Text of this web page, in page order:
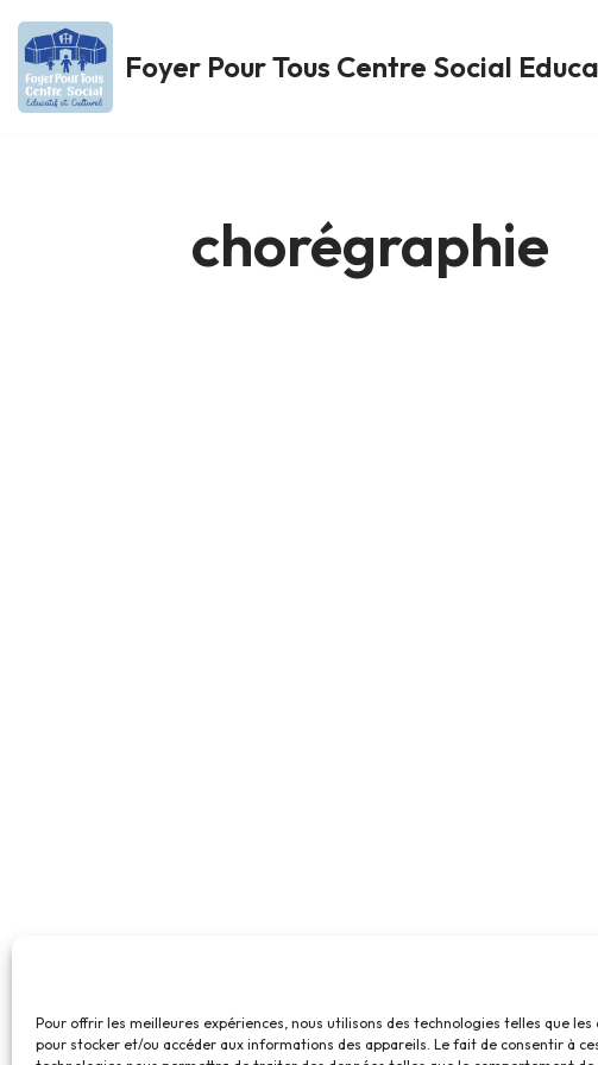
Pour offrir les meilleures expériences, nous utilisons des technologies telles que les
pour stocker et/ou accéder aux informations des appareils. Le fait de consentir à
Aller
au
Foyer Pour Tous Centre Social
chorégraphie